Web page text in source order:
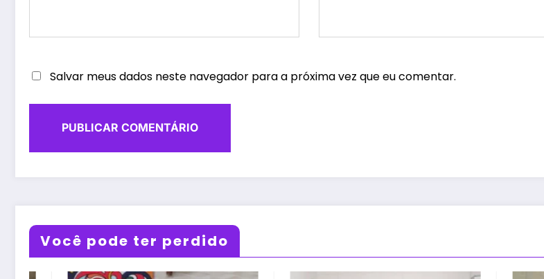
Salvar meus dados neste navegador para a próxima vez que eu comentar.
Você pode ter perdido